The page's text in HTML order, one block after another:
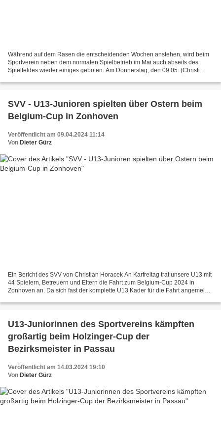
Während auf dem Rasen die entscheidenden Wochen anstehen, wird beim
Sportverein neben dem normalen Spielbetrieb im Mai auch abseits des
Spielfeldes wieder einiges geboten. Am Donnerstag, den 09.05. (Christi
SVV - U13-Junioren spielten über Ostern beim
Belgium-Cup in Zonhoven
Veröffentlicht am 09.04.2024 11:14
Von Dieter Gürz
Ein Bericht des SVV von Christian Horacek An Karfreitag trat unsere U13 mit
44 Spielern, Betreuern und Eltern die Fahrt zum Belgium-Cup 2024 in
Zonhoven an. Da sich fast der komplette U13 Kader für die Fahrt angemeldet
U13-Juniorinnen des Sportvereins kämpften
großartig beim Holzinger-Cup der
Bezirksmeister in Passau
Veröffentlicht am 14.03.2024 19:10
Von Dieter Gürz